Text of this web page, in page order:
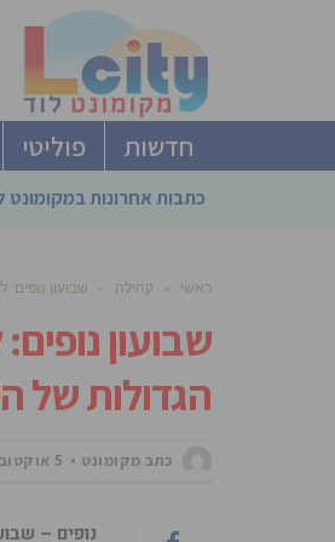
חדשות פוליטי
כתבות אחרונות במקומונט
ראשי » קהילה » שבועון
שבועון
הגדולות של
כתב מקומונט 5 אוקטובר, 2018
נופים –